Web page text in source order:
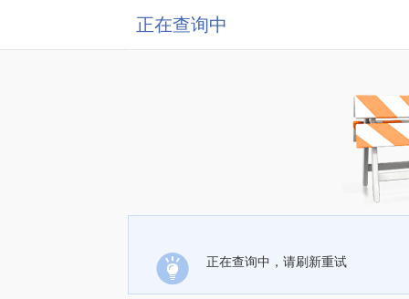
正在查询中
正在查询中，请刷新重试